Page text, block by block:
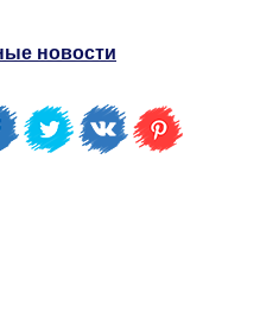
новости